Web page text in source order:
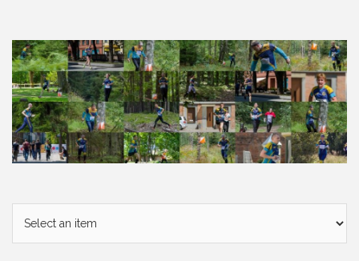
content